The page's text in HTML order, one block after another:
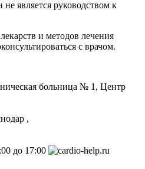
является руководством к
и методов лечения
с врачом.
больница № 1, Центр
,
до 17:00